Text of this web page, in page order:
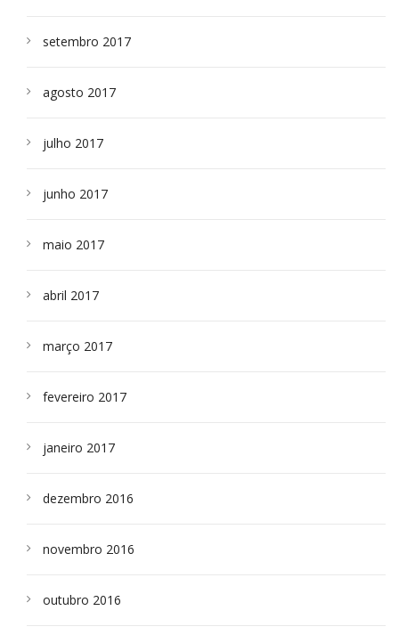
setembro 2017
agosto 2017
julho 2017
junho 2017
maio 2017
abril 2017
março 2017
fevereiro 2017
janeiro 2017
dezembro 2016
novembro 2016
outubro 2016